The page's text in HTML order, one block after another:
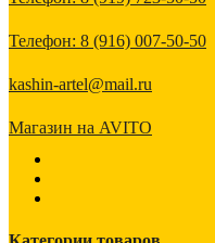
Телефон: 8 (916) 007-50-50
kashin-artel@mail.ru
Магазин на AVITO